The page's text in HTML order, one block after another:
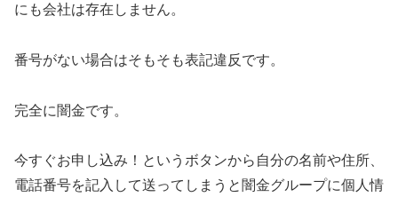
にも会社は存在しません。
番号がない場合はそもそも表記違反です。
完全に闇金です。
今すぐお申し込み！というボタンから自分の名前や住所、
電話番号を記入して送ってしまうと闇金グループに個人情